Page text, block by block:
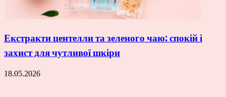
Екстракти центелли та зеленого чаю: спокій і
захист для чутливої шкіри
18.05.2026